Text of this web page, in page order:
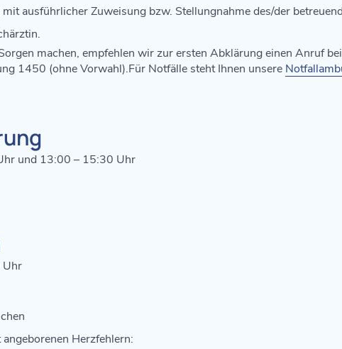
ausführlicher Zuweisung bzw. Stellungnahme des/der
machen, empfehlen wir zur ersten Abklärung einen Anruf
1450 (ohne Vorwahl).Für Notfälle steht Ihnen unsere
und 13:00 – 15:30 Uhr
Uhr
Herzfehlern: